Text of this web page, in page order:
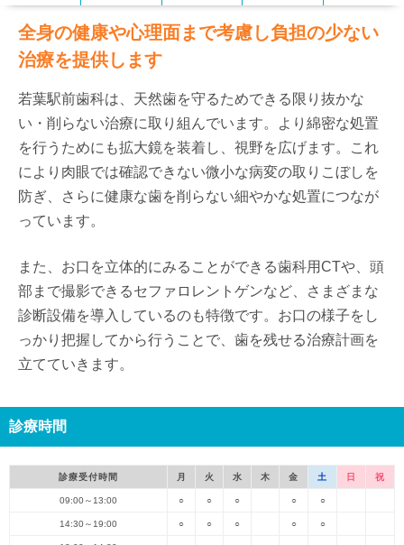
全身の健康や心理面まで考慮し負担の少ない
治療を提供します
若葉駅前歯科は、天然歯を守るためできる限り抜かな
い・削らない治療に取り組んでいます。より綿密な処置
を行うためにも拡大鏡を装着し、視野を広げます。これ
により肉眼では確認できない微小な病変の取りこぼしを
防ぎ、さらに健康な歯を削らない細やかな処置につなが
っています。
また、お口を立体的にみることができる歯科用CTや、頭
部まで撮影できるセファロレントゲンなど、さまざまな
診断設備を導入しているのも特徴です。お口の様子をし
っかり把握してから行うことで、歯を残せる治療計画を
立てていきます。
診療時間
診療受付時間 月 火 水 木 金 土 日 祝
09:00～13:00 ○ ○ ○ ○ ○
14:30～19:00 ○ ○ ○ ○ ○